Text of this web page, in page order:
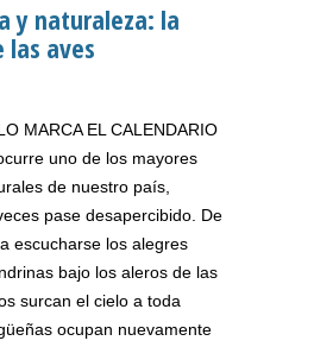
y naturaleza: la
las aves
MARCA EL CALENDARIO
uno de los mayores
de nuestro país,
pase desapercibido. De
escucharse los alegres
bajo los aleros de las
surcan el cielo a toda
ocupan nuevamente